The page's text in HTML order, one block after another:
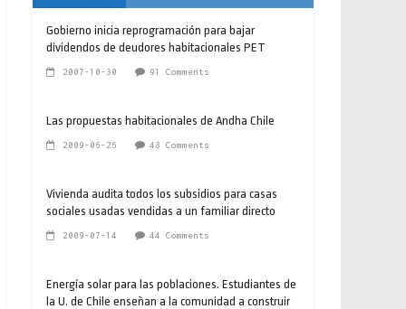
Gobierno inicia reprogramación para bajar
dividendos de deudores habitacionales PET
2007-10-30 91 Comments
Las propuestas habitacionales de Andha Chile
2009-06-26 48 Comments
Vivienda audita todos los subsidios para casas
sociales usadas vendidas a un familiar directo
2009-07-14 44 Comments
Energía solar para las poblaciones. Estudiantes de
la U. de Chile enseñan a la comunidad a construir